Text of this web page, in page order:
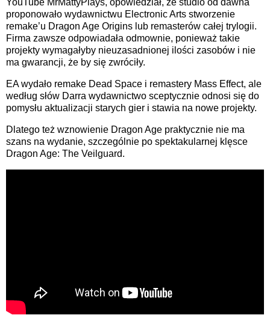
proponowało wydawnictwu Electronic Arts stworzenie
remake’u Dragon Age Origins lub remasterów całej trylogii.
Firma zawsze odpowiadała odmownie, ponieważ takie
projekty wymagałyby nieuzasadnionej ilości zasobów i nie
ma gwarancji, że by się zwróciły.
EA wydało remake Dead Space i remastery Mass Effect, ale
według słów Darra wydawnictwo sceptycznie odnosi się do
pomysłu aktualizacji starych gier i stawia na nowe projekty.
Dlatego też wznowienie Dragon Age praktycznie nie ma
szans na wydanie, szczególnie po spektakularnej klęsce
Dragon Age: The Veilguard.